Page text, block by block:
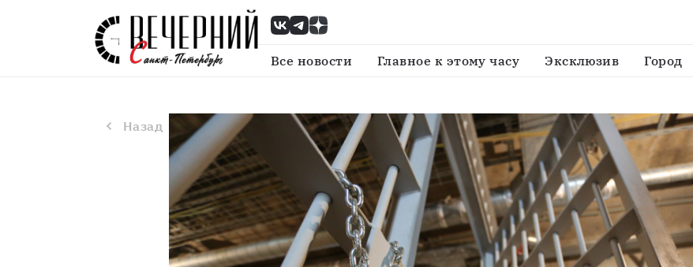
Все новости Главное к этому часу Эксклюзив Город
Назад Суд арестовал подростков по делу о нападении на прохожих в центре Петербурга
Назад